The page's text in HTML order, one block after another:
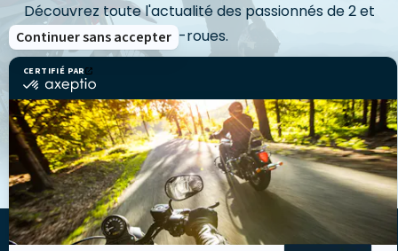
CERTIFIÉ PAR
certifié
Axeptio
-
En
savoir
plus
sur
Axeptio
Continuer sans accepter
Découvrez toute l'actualité des passionnés de 2 et
3-roues.
VOIR LES ACTUS
LA MUTUELLE